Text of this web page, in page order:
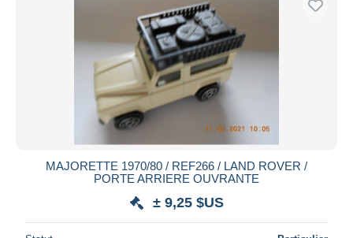
MAJORETTE 1970/80 / REF266 / LAND ROVER /
PORTE ARRIERE OUVRANTE
± 9,25 $US